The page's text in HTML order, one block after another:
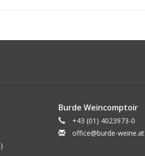
Burde Weincomptoir
+43 (01) 4023973-0
office@burde-weine.at